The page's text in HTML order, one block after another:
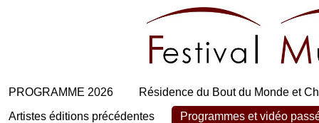
PROGRAMME 2026
Résidence du Bout du Monde et
Artistes éditions précédentes
Programmes et vidéo